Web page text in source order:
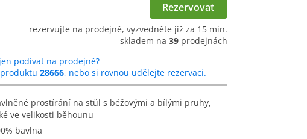
Rezervovat
rezervujte na prodejně, vyzvedněte již za 15 min.
skladem na 39 prodejnách
podívat na prodejně?
28666, nebo si rovnou udělejte rezervaci.
ve velikosti běhounu
bavlna